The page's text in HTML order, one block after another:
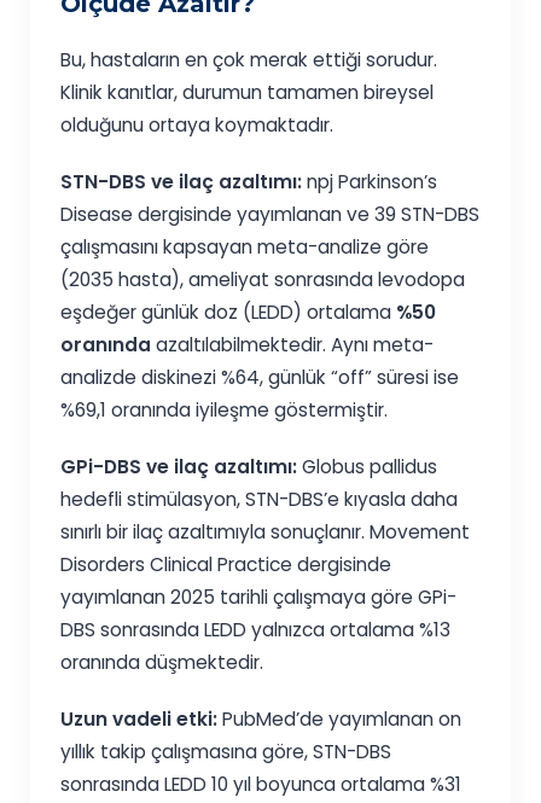
Bu, hastaların en çok merak ettiği sorudur.
Klinik kanıtlar, durumun tamamen bireysel
olduğunu ortaya koymaktadır.
STN-DBS ve ilaç azaltımı:npj Parkinson’s
Disease dergisinde yayımlanan ve 39 STN-DBS
çalışmasını kapsayan meta-analize göre
(2035 hasta), ameliyat sonrasında levodopa
eşdeğer günlük doz (LEDD) ortalama %50
oranında azaltılabilmektedir. Aynı meta-
analizde diskinezi %64, günlük “off” süresi ise
%69,1 oranında iyileşme göstermiştir.
GPi-DBS ve ilaç azaltımı:Globus pallidus
hedefli stimülasyon, STN-DBS’e kıyasla daha
sınırlı bir ilaç azaltımıyla sonuçlanır. Movement
Disorders Clinical Practice dergisinde
yayımlanan 2025 tarihli çalışmaya göre GPi-
DBS sonrasında LEDD yalnızca ortalama %13
oranında düşmektedir.
Uzun vadeli etki:PubMed’de yayımlanan on
yıllık takip çalışmasına göre, STN-DBS
sonrasında LEDD 10 yıl boyunca ortalama %31